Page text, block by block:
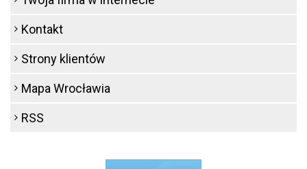
Kontakt
Strony klientów
Mapa Wrocławia
RSS